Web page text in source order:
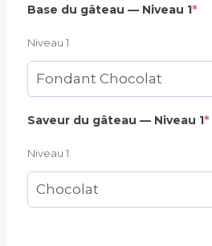
Base du gâteau — Niveau 1*
Niveau 1
Saveur du gâteau — Niveau 1*
Niveau 1